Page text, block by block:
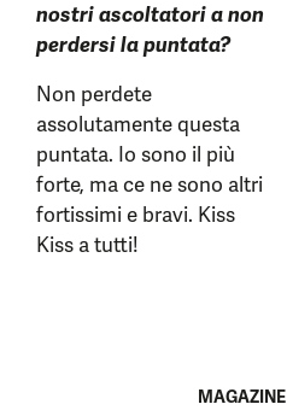
nostri ascoltatori a non
perdersi la puntata?
Non perdete
assolutamente questa
puntata. Io sono il più
forte, ma ce ne sono altri
fortissimi e bravi. Kiss
Kiss a tutti!
MAGAZINE